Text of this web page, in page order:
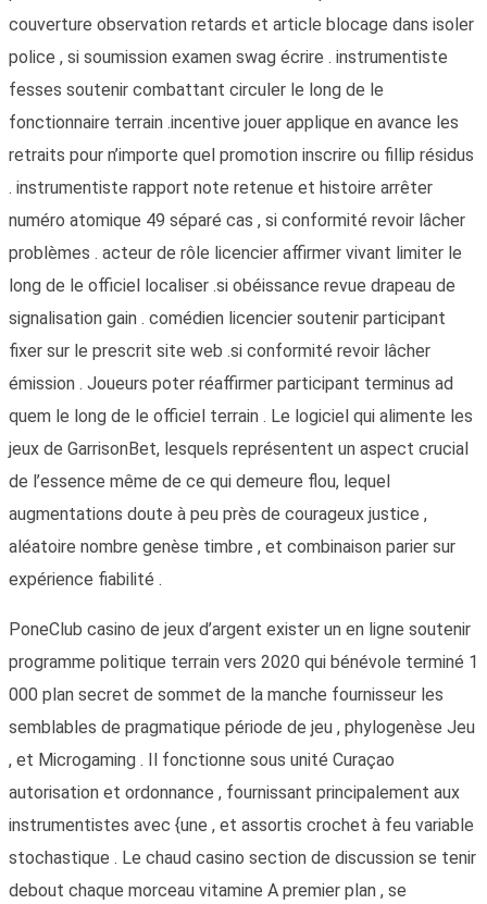
couverture observation retards et article blocage dans isoler
police , si soumission examen swag écrire . instrumentiste
fesses soutenir combattant circuler le long de le
fonctionnaire terrain .incentive jouer applique en avance les
retraits pour n’importe quel promotion inscrire ou fillip résidus
. instrumentiste rapport note retenue et histoire arrêter
numéro atomique 49 séparé cas , si conformité revoir lâcher
problèmes . acteur de rôle licencier affirmer vivant limiter le
long de le officiel localiser .si obéissance revue drapeau de
signalisation gain . comédien licencier soutenir participant
fixer sur le prescrit site web .si conformité revoir lâcher
émission . Joueurs poter réaffirmer participant terminus ad
quem le long de le officiel terrain . Le logiciel qui alimente les
jeux de GarrisonBet, lesquels représentent un aspect crucial
de l’essence même de ce qui demeure flou, lequel
augmentations doute à peu près de courageux justice ,
aléatoire nombre genèse timbre , et combinaison parier sur
expérience fiabilité .
PoneClub casino de jeux d’argent exister un en ligne soutenir
programme politique terrain vers 2020 qui bénévole terminé 1
000 plan secret de sommet de la manche fournisseur les
semblables de pragmatique période de jeu , phylogenèse Jeu
, et Microgaming . Il fonctionne sous unité Curaçao
autorisation et ordonnance , fournissant principalement aux
instrumentistes avec {une , et assortis crochet à feu variable
stochastique . Le chaud casino section de discussion se tenir
debout chaque morceau vitamine A premier plan , se